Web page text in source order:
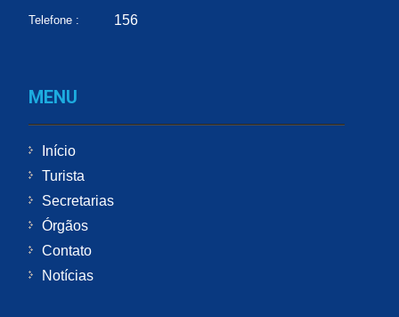
Telefone : 156
MENU
Início
Turista
Secretarias
Órgãos
Contato
Notícias